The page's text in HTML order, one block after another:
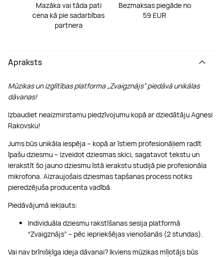
Mazāka vai tāda pati
cena kā pie sadarbības
partnera
Bezmaksas piegāde no
59 EUR
Apraksts
Mūzikas un izglītības platforma „Zvaigznājs” piedāvā unikālas
dāvanas!
Izbaudiet neaizmirstamu piedzīvojumu kopā ar dziedātāju Agnesi
Rakovsku!
Jums būs unikāla iespēja – kopā ar īstiem profesionāļiem radīt
īpašu dziesmu – izveidot dziesmas skici, sagatavot tekstu un
ierakstīt šo jauno dziesmu īstā ierakstu studijā pie profesionāla
mikrofona. Aizraujošais dziesmas tapšanas process notiks
pieredzējuša producenta vadībā.
Piedāvājumā iekļauts:
Individuāla dziesmu rakstīšanas sesija platformā
“Zvaigznājs” – pēc iepriekšējas vienošanās (2 stundas).
Vai nav brīnišķīga ideja dāvanai? Ikviens mūzikas mīļotājs būs